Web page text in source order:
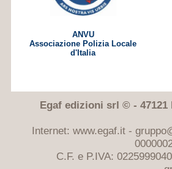
ANVU
Associazione Polizia Locale
d'Italia
Egaf edizioni srl © - 47121
Internet: www.egaf.it -
C.F. e P.IVA: